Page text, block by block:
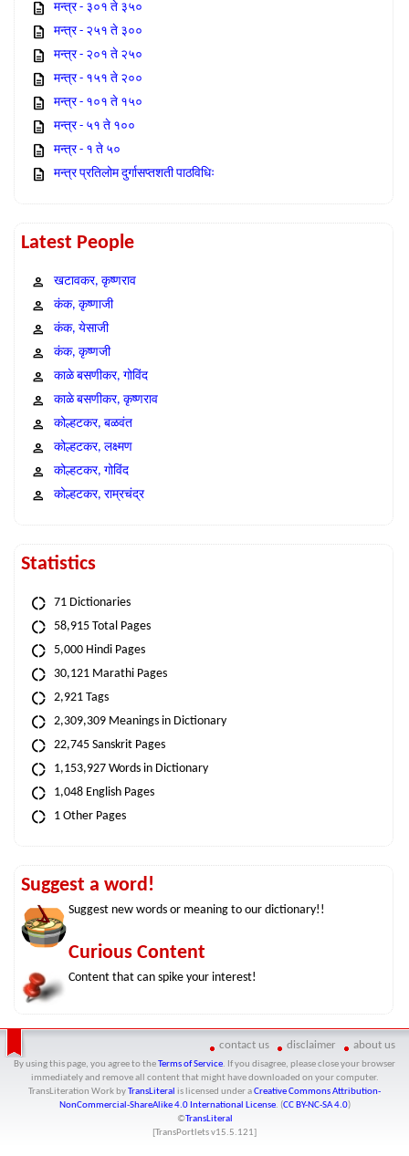
मन्त्र - ३०१ ते ३५०
मन्त्र - २५१ ते ३००
मन्त्र - २०१ ते २५०
मन्त्र - १५१ ते २००
मन्त्र - १०१ ते १५०
मन्त्र - ५१ ते १००
मन्त्र - १ ते ५०
मन्त्र प्रतिलोम दुर्गासप्तशती पाठविधिः
Latest People
खटावकर, कृष्णराव
कंक, कृष्णाजी
कंक, येसाजी
कंक, कृष्णजी
काळे बसणीकर, गोविंद
काळे बसणीकर, कृष्णराव
कोल्हटकर, बळवंत
कोल्हटकर, लक्ष्मण
कोल्हटकर, गोविंद
कोल्हटकर, राम्रचंद्र
Statistics
71 Dictionaries
58,915 Total Pages
5,000 Hindi Pages
30,121 Marathi Pages
2,921 Tags
2,309,309 Meanings in Dictionary
22,745 Sanskrit Pages
1,153,927 Words in Dictionary
1,048 English Pages
1 Other Pages
Suggest a word!
Suggest new words or meaning to our dictionary!!
Curious Content
Content that can spike your interest!
contact us disclaimer about us
By using this page, you agree to the Terms of Service. If you disagree, please close your browser
immediately and remove all content that might have downloaded on your computer.
TransLiteration Workby TransLiteral is licensed under aCreative Commons Attribution-
NonCommercial-ShareAlike 4.0 International License. (CC BY-NC-SA 4.0)
©TransLiteral
[TransPortlets v15.5.121